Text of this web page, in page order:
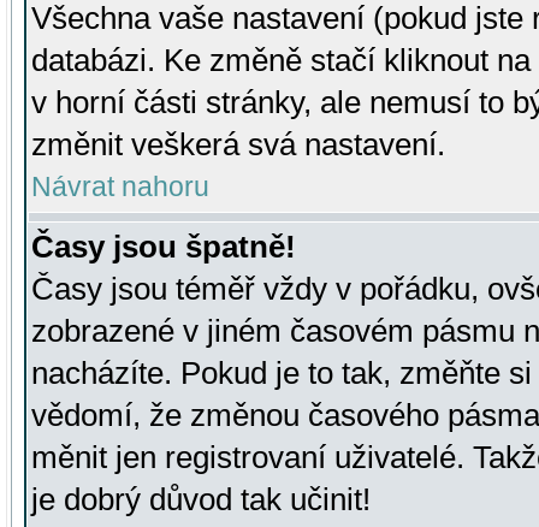
Všechna vaše nastavení (pokud
databázi. Ke změně stačí kliknout
v horní části stránky, ale nemusí to
změnit veškerá svá nastavení.
Návrat nahoru
Časy jsou špatně!
Časy jsou téměř vždy v pořádku,
zobrazené v jiném časovém pásmu
nacházíte. Pokud je to tak, změňte
vědomí, že změnou časového
měnit jen registrovaní uživatelé.
je dobrý důvod tak učinit!